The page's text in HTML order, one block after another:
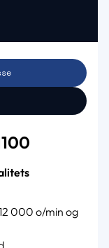
000 o/min og